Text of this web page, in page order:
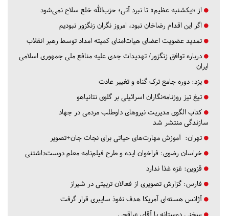
از «یکشنبه عظیم» تا نبرد آتی؛ حزب‌الله خلع سلاح نمی‌شود
اگر این اقدام رضاخان نبود، امروز نگران زنگزور نبودیم
تمدید عضویت اعضای هیات‌امنای کمیته امداد توسط رهبر انقلاب
درباره توافق زنگزور/ تهدیدات جدی علیه منافع ملی جمهوری اسلامی
ایران
یزد: دوره جامع ترک گناه و تغییر عادت
تیغ تیز روزنامه‌نگاران اسرائیلی بر گلوی نتانیاهو
کتاب الگوی مدیریت نیروهای داوطلب مردمی در جهاد
سازندگی منتشر شد
تهران: آموزش مهارت‌های حیاتی برای نجات جان+تصویر
خراسان رضوی: فراخوان ایده و طرح فیلم‌نامه معلم دوست‌داشتنی
قزوین: غزه غذا ندارد
فارس: گزارش تصویری از فعالان تربیتی در شیراز
آژانس هسته‌ای آمریکا هدف نفوذ سایبری قرار گرفت